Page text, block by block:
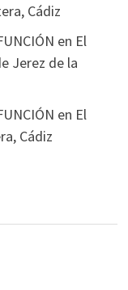
Cádiz
en El
Jerez de la
en El
Cádiz